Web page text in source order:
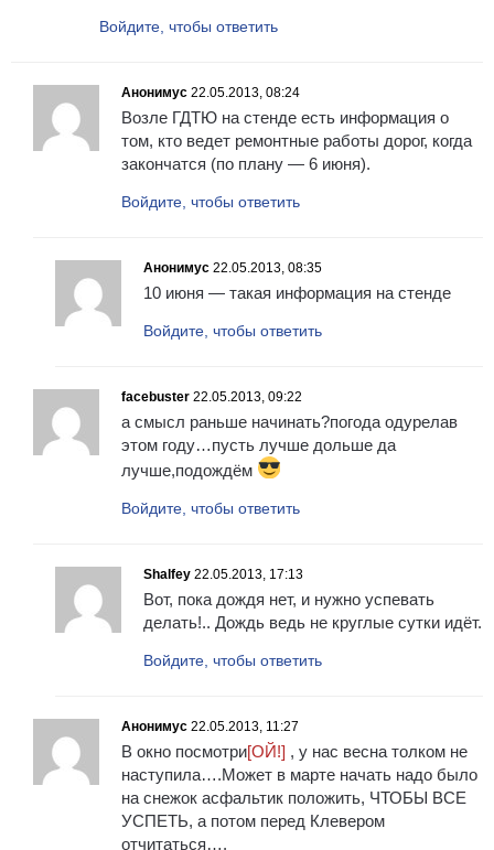
Войдите, чтобы ответить
Анонимус 22.05.2013, 08:24
Возле ГДТЮ на стенде есть информация о
том, кто ведет ремонтные работы дорог, когда
закончатся (по плану — 6 июня).
Войдите, чтобы ответить
Анонимус 22.05.2013, 08:35
10 июня — такая информация на стенде
Войдите, чтобы ответить
facebuster 22.05.2013, 09:22
а смысл раньше начинать?погода одурелав
этом году…пусть лучше дольше да
лучше,подождём
Войдите, чтобы ответить
Shalfey 22.05.2013, 17:13
Вот, пока дождя нет, и нужно успевать
делать!.. Дождь ведь не круглые сутки идёт.
Войдите, чтобы ответить
Анонимус 22.05.2013, 11:27
В окно посмотри[ОЙ!] , у нас весна толком не
наступила….Может в марте начать надо было
на снежок асфальтик положить, ЧТОБЫ ВСЕ
УСПЕТЬ, а потом перед Клевером
отчитаться….